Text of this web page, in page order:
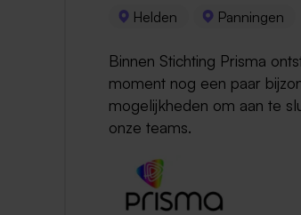
Helden
Panningen
Binnen Stichting Prisma
moment nog een paar
mogelijkheden om aan te
onze teams.